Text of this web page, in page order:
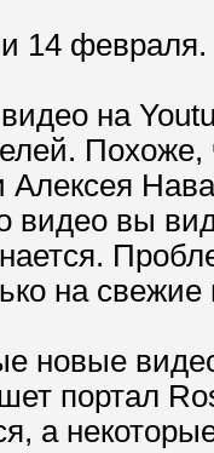
14
на
видео вы
на
новые
портал
а